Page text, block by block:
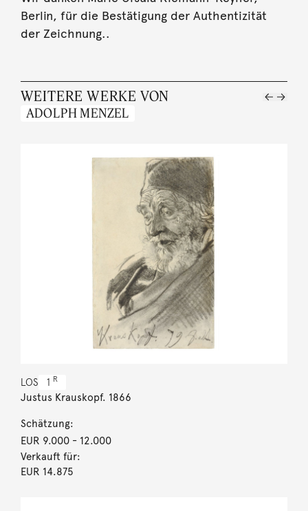
Berlin, für die Bestätigung der Authentizität
der Zeichnung..
WEITERE WERKE VON
ADOLPH MENZEL
LOS 1 R
Justus Krauskopf. 1866
Schätzung:
EUR 9.000- 12.000
Verkauft für:
EUR 14.875